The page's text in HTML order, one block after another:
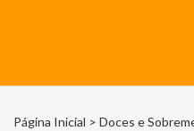
Página Inicial > Doces e